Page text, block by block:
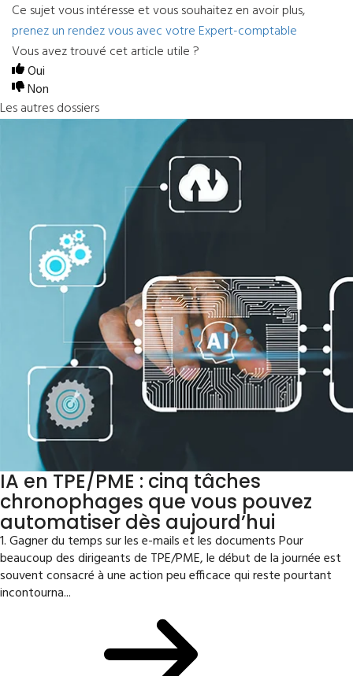
Ce sujet vous intéresse et vous souhaitez en avoir plus,
prenez un rendez vous avec votre Expert-comptable
Vous avez trouvé cet article utile ?
Oui
Non
Les autres dossiers
IA en TPE/PME : cinq tâches
chronophages que vous pouvez
automatiser dès aujourd’hui
1. Gagner du temps sur les e-mails et les documents Pour
beaucoup des dirigeants de TPE/PME, le début de la journée est
souvent consacré à une action peu efficace qui reste pourtant
incontourna...